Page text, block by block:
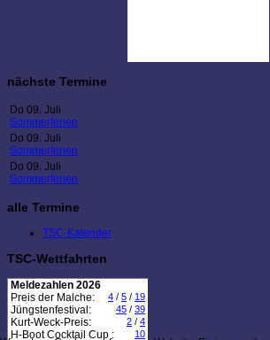
nächste Termine
Do 09. Juli
Sommerferien
Do 09. Juli
Sommerferien
Do 09. Juli
Sommerferien
alle Termine
TSC-Kalender
TSC-Wettfahrten
Meldezahlen 2026
Preis der Malche:
4 / 5 / 19
Jüngstenfestival: 45 / 39
Kurt-Weck-Preis: 2 / 4
H-Boot Cocktail Cup : 10